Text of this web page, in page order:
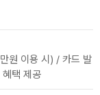
원 이용 시) / 카드 발
혜택 제공